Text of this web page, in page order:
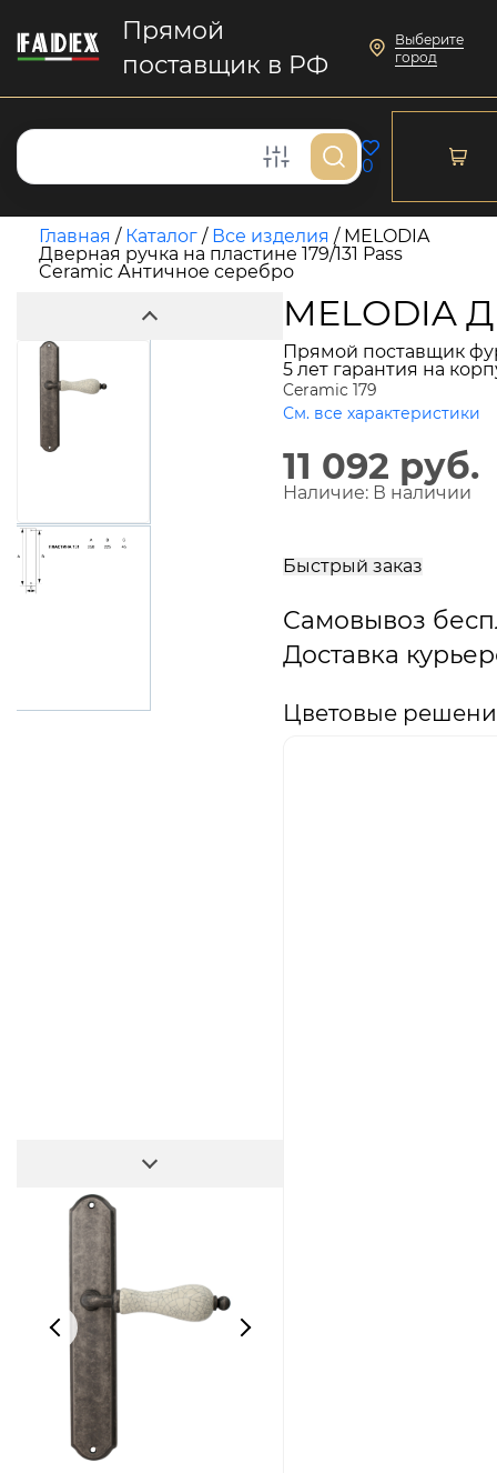
Прямой
поставщик в РФ
Выберите
город
0
Главная / Каталог / Все изделия / MELODIA
Дверная ручка на пластине 179/131 Pass
Ceramic Античное серебро
MELODIA
Прямой поставщик
5 лет гарантия на
Ceramic 179
См. все характеристики
11 092 руб.
Наличие: В наличии
Быстрый заказ
Самовывоз
Доставка
Цветовые